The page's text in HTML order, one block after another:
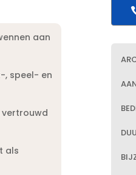
aan
, speel- en
vertrouwd
als